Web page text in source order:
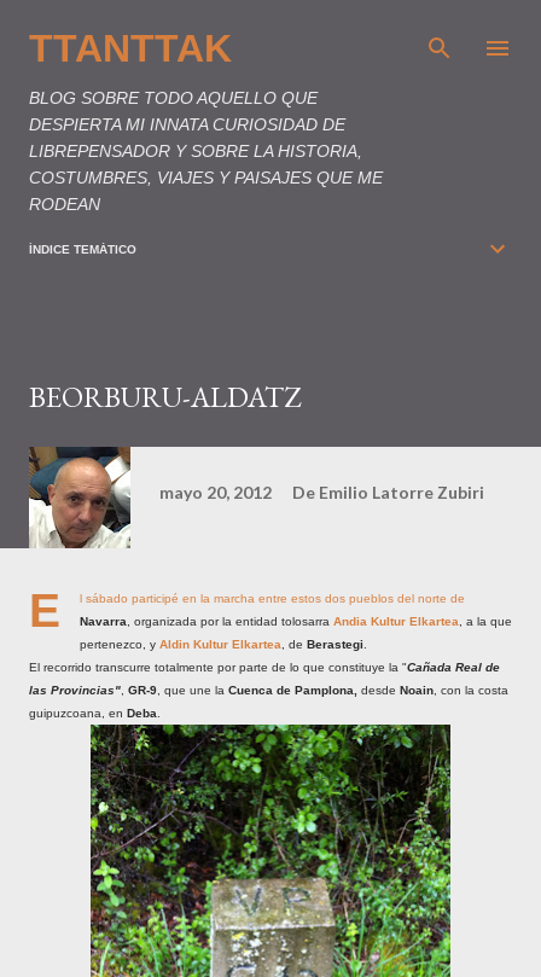
TTANTTAK
BLOG SOBRE TODO AQUELLO QUE
DESPIERTA MI INNATA CURIOSIDAD DE
LIBREPENSADOR Y SOBRE LA HISTORIA,
COSTUMBRES, VIAJES Y PAISAJES QUE ME
RODEAN
ÍNDICE TEMÁTICO
BEORBURU-ALDATZ
mayo 20, 2012 De Emilio Latorre Zubiri
E
l sábado participé en la marcha entre estos dos pueblos del norte de
Navarra , organizada por la entidad tolosarra Andia Kultur Elkartea , a la que
pertenezco, y Aldin Kultur Elkartea , de Berastegi
El recorrido transcurre totalmente por parte de lo que constituye la "Cañada Real de
las Provincias" GR-9 , que une la Cuenca de Pamplona, desde Noain , con la costa
guipuzcoana, en Deba